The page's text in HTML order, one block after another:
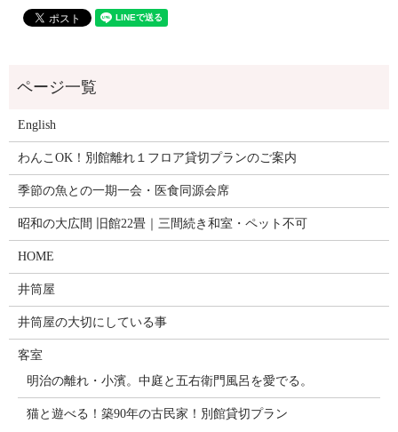
English
わんこOK！別館離れ１フロア貸切プランのご案内
季節の魚との一期一会・医食同源会席
昭和の大広間 旧館22畳｜三間続き和室・ペット不可
HOME
井筒屋
井筒屋の大切にしている事
客室
明治の離れ・小濱。中庭と五右衛門風呂を愛でる。
猫と遊べる！築90年の古民家！別館貸切プラン